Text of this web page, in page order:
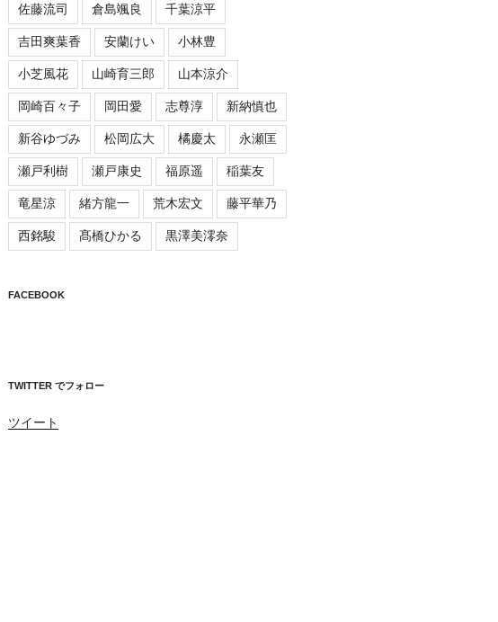
佐藤流司 倉島颯良 千葉涼平
吉田爽葉香 安蘭けい 小林豊
小芝風花 山崎育三郎 山本涼介
岡崎百々子 岡田愛 志尊淳 新納慎也
新谷ゆづみ 松岡広大 橘慶太 永瀬匡
瀬戸利樹 瀬戸康史 福原遥 稲葉友
竜星涼 緒方龍一 荒木宏文 藤平華乃
西銘駿 髙橋ひかる 黒澤美澪奈
FACEBOOK
TWITTER でフォロー
ツイート